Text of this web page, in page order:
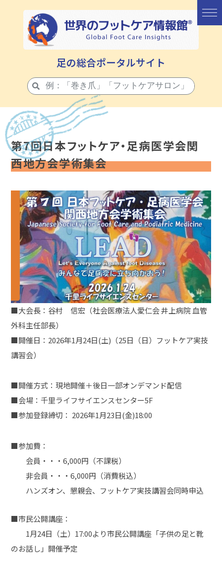
足の総合ポータルサイト
第7回日本フットケア・足病医学会関
西地方会学術集会
■大会長：谷村 信宏（社会医療法人愛仁会 井上病院 血管
外科主任部長）
■開催日：2026年1月24日(土)（25日（日）フットケア実技
講習会）
■開催方式：現地開催＋後日一部オンデマンド配信
■会場：千里ライフサイエンスセンター5F
■参加登録締切： 2026年1月23日(金)18:00
■参加費：
会員・・・6,000円（不課税）
非会員・・・6,000円（消費税込）
ハンズオン、懇親会、フットケア実技講習会同時申込
■市民公開講座：
1月24日（土）17:00より市民公開講座「子供の足と靴
のお話し」開催予定